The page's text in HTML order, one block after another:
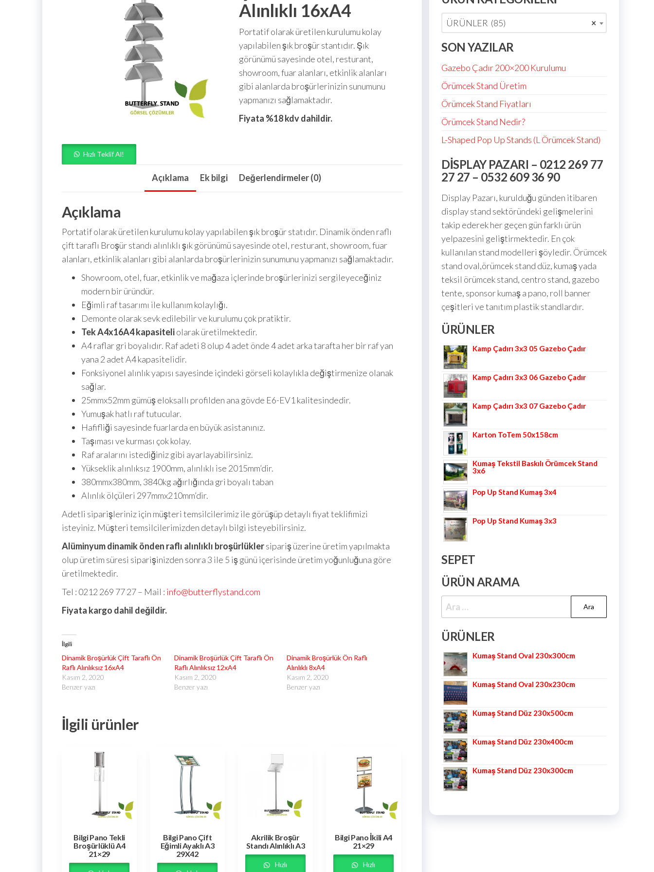
Alınlıklı 16xA4
Portatif olarak üretilen kurulumu kolay
yapılabilen şık broşür stantıdır. Şık
görünümü sayesinde otel, resturant,
showroom, fuar alanları, etkinlik alanları
gibi alanlarda broşürlerinizin sunumunu
yapmanızı sağlamaktadır.
Fiyata %18 kdv dahildir.
Hızlı Teklif Al!
Açıklama Ek bilgi Değerlendirmeler (0)
Açıklama
Portatif olarak üretilen kurulumu kolay yapılabilen şık broşür statıdır. Dinamik önden raflı
çift taraflı Broşür standı alınlıklı şık görünümü sayesinde otel, resturant, showroom, fuar
alanları, etkinlik alanları gibi alanlarda broşürlerinizin sunumunu yapmanızı sağlamaktadır.
Showroom, otel, fuar, etkinlik ve mağaza içlerinde broşürlerinizi sergileyeceğiniz
modern bir üründür.
Eğimli raf tasarımı ile kullanım kolaylığı.
Demonte olarak sevk edilebilir ve kurulumu çok pratiktir.
Tek A4x16A4 kapasiteliolarak üretilmektedir.
A4 raflar gri boyalıdır. Raf adeti 8 olup 4 adet önde 4 adet arka tarafta her bir raf yan
yana 2 adet A4 kapasitelidir.
Fonksiyonel alınlık yapısı sayesinde içindeki görseli kolaylıkla değiştirmenize olanak
sağlar.
25mmx52mm gümüş eloksallı profilden ana gövde E6-EV1 kalitesindedir.
Yumuşak hatlı raf tutucular.
Hafifliği sayesinde fuarlarda en büyük asistanınız.
Taşıması ve kurması çok kolay.
Raf aralarını istediğiniz gibi ayarlayabilirsiniz.
Yükseklik alınlıksız 1900mm, alınlıklı ise 2015mm’dir.
380mmx380mm, 3840kg ağırlığında gri boyalı taban
Alınlık ölçüleri 297mmx210mm’dir.
Adetli siparişleriniz için müşteri temsilcilerimiz ile görüşüp detaylı fiyat teklifimizi
isteyiniz. Müşteri temsilcilerimizden detaylı bilgi isteyebilirsiniz.
Alüminyum dinamik önden raflı alınlıklı broşürlüklersipariş üzerine üretim yapılmakta
olup üretim süresi siparişinizden sonra 3 ile 5 iş günü içerisinde üretim yoğunluğuna göre
üretilmektedir.
Tel : 0212 269 77 27 – Mail : info@butterflystand.com
Fiyata kargo dahil değildir.
İlgili
Dinamik Broşürlük Çift Taraflı Ön
Raflı Alınlıksız 16xA4
Kasım 2, 2020
Benzer yazı
Dinamik Broşürlük Çift Taraflı Ön
Raflı Alınlıksız 12xA4
Kasım 2, 2020
Benzer yazı
Dinamik Broşürlük Ön Raflı
Alınlıklı 8xA4
Kasım 2, 2020
Benzer yazı
İlgili ürünler
Bilgi Pano Tekli
Broşürlüklü A4
21×29
Bilgi Pano Çift
Eğimli Ayaklı A3
29X42
Akrilik Broşür
Standı Alınlıklı A3
Hızlı
Bilgi Pano İkili A4
21×29
Hızlı
×
ÜRÜNLER (85)
SON YAZILAR
Gazebo Çadır 200×200 Kurulumu
Örümcek Stand Üretim
Örümcek Stand Fiyatları
Örümcek Stand Nedir?
L-Shaped Pop Up Stands (L Örümcek Stand)
DISPLAY PAZARI – 0212 269 77
27 27 – 0532 609 36 90
Display Pazarı, kurulduğu günden itibaren
display stand sektöründeki gelişmelerini
takip ederek her geçen gün farklı ürün
yelpazesini geliştirmektedir. En çok
kullanılan stand modelleri şöyledir. Örümcek
stand oval,örümcek stand düz, kumaş yada
teksil örümcek stand, centro stand, gazebo
tente, sponsor kumaş a pano, roll banner
çeşitleri ve tanıtım plastik standlardır.
ÜRÜNLER
Kamp Çadırı 3x3 05 Gazebo Çadır
Kamp Çadırı 3x3 06 Gazebo Çadır
Kamp Çadırı 3x3 07 Gazebo Çadır
Karton ToTem 50x158cm
Kumaş Tekstil Baskılı Örümcek Stand
3x6
Pop Up Stand Kumaş 3x4
Pop Up Stand Kumaş 3x3
SEPET
ÜRÜN ARAMA
ÜRÜNLER
Kumaş Stand Oval 230x300cm
Kumaş Stand Oval 230x230cm
Kumaş Stand Düz 230x500cm
Kumaş Stand Düz 230x400cm
Kumaş Stand Düz 230x300cm